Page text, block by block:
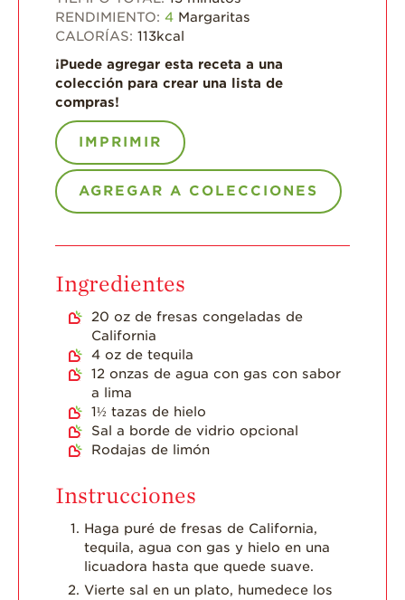
Agricultores
Trabajadores
Agrícolas
RENDIMIENTO: 4 Margaritas
CALORÍAS: 113kcal
¡Puede agregar esta receta a una
colección para crear una lista de
compras!
IMPRIMIR
AGREGAR A COLECCIONES
Ingredientes
20 oz de fresas congeladas de
California
4 oz de tequila
12 onzas de agua con gas con sabor
a lima
1½ tazas de hielo
Sal a borde de vidrio opcional
Rodajas de limón
Instrucciones
Haga puré de fresas de California,
tequila, agua con gas y hielo en una
licuadora hasta que quede suave.
Vierte sal en un plato, humedece los